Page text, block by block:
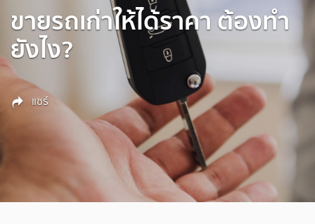
ขายรถเก่าให้ได้ราคา ต้องทำ
ยังไง?
แชร์